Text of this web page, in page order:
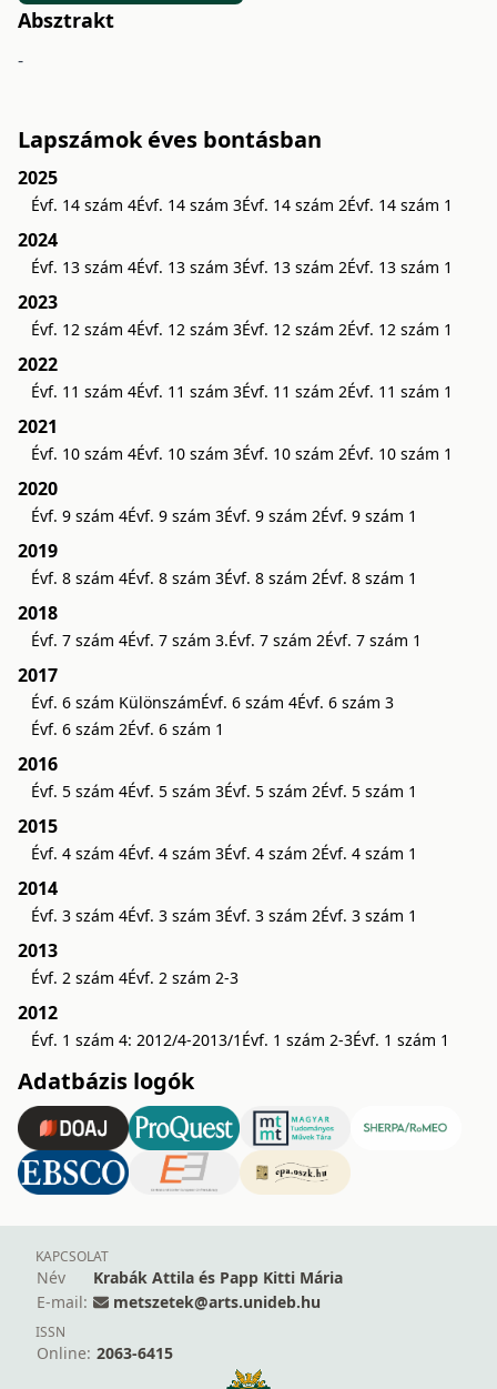
Absztrakt
-
Lapszámok éves bontásban
2025
Évf. 14 szám 4Évf. 14 szám 3Évf. 14 szám 2Évf. 14 szám 1
2024
Évf. 13 szám 4Évf. 13 szám 3Évf. 13 szám 2Évf. 13 szám 1
2023
Évf. 12 szám 4Évf. 12 szám 3Évf. 12 szám 2Évf. 12 szám 1
2022
Évf. 11 szám 4Évf. 11 szám 3Évf. 11 szám 2Évf. 11 szám 1
2021
Évf. 10 szám 4Évf. 10 szám 3Évf. 10 szám 2Évf. 10 szám 1
2020
Évf. 9 szám 4Évf. 9 szám 3Évf. 9 szám 2Évf. 9 szám 1
2019
Évf. 8 szám 4Évf. 8 szám 3Évf. 8 szám 2Évf. 8 szám 1
2018
Évf. 7 szám 4Évf. 7 szám 3.Évf. 7 szám 2Évf. 7 szám 1
2017
Évf. 6 szám KülönszámÉvf. 6 szám 4Évf. 6 szám 3
Évf. 6 szám 2Évf. 6 szám 1
2016
Évf. 5 szám 4Évf. 5 szám 3Évf. 5 szám 2Évf. 5 szám 1
2015
Évf. 4 szám 4Évf. 4 szám 3Évf. 4 szám 2Évf. 4 szám 1
2014
Évf. 3 szám 4Évf. 3 szám 3Évf. 3 szám 2Évf. 3 szám 1
2013
Évf. 2 szám 4Évf. 2 szám 2-3
2012
Évf. 1 szám 4: 2012/4-2013/1 Évf. 1 szám 2-3Évf. 1 szám 1
Adatbázis logók
KAPCSOLAT
Név
Krabák Attila és Papp Kitti Mária
E-mail:
metszetek@arts.unideb.hu
ISSN
Online: 2063-6415